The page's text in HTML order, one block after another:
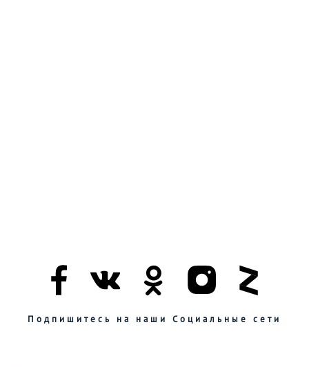
Подпишитесь на наши Социальные сети